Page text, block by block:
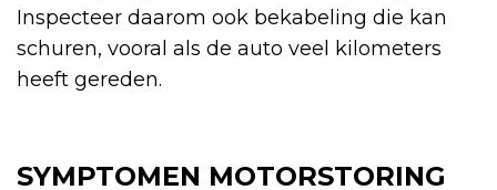
Inspecteer daarom ook bekabeling die kan
schuren, vooral als de auto veel kilometers
heeft gereden.
SYMPTOMEN MOTORSTORING